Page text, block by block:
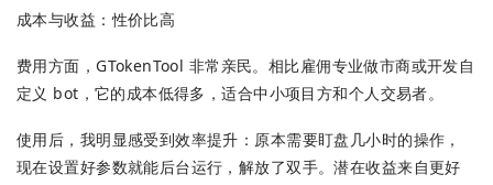
成本与收益：性价比高
费用方面，GTokenTool 非常亲民。相比雇佣专业做市商或开发自
定义 bot，它的成本低得多，适合中小项目方和个人交易者。
使用后，我明显感受到效率提升：原本需要盯盘几小时的操作，
现在设置好参数就能后台运行，解放了双手。潜在收益来自更好